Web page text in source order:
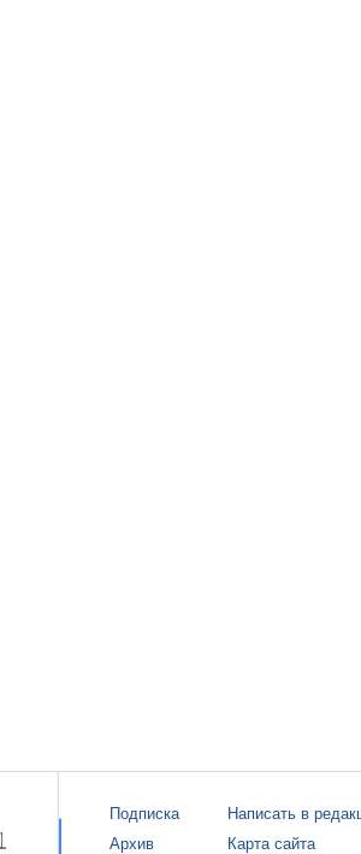
Подписка
Архив
Написать в
Карта сайта